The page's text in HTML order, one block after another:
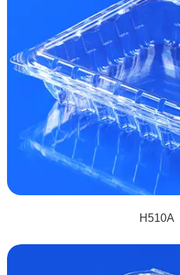
H510A